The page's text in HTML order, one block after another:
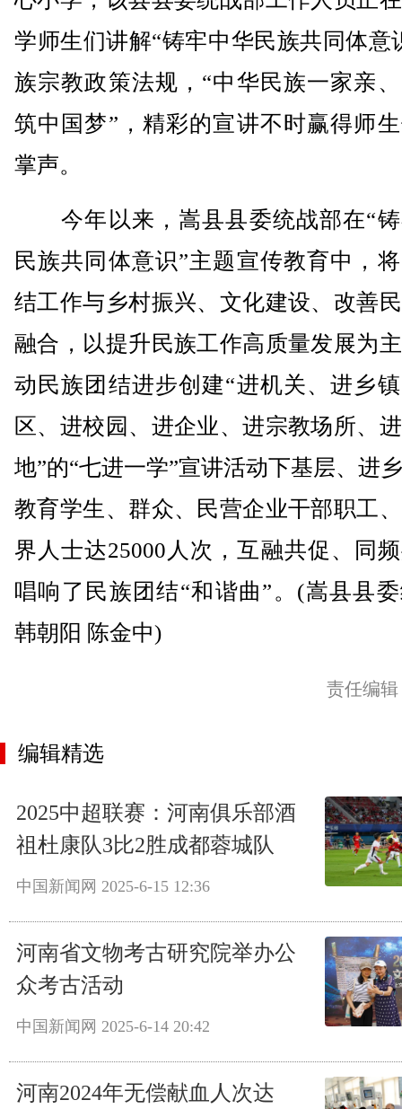
学师生们讲解“铸牢中华民族共同体意
族宗教政策法规，“中华民族一家亲
筑中国梦”，精彩的宣讲不时赢得师
掌声。
今年以来，嵩县县委统战部在“铸
民族共同体意识”主题宣传教育中，
结工作与乡村振兴、文化建设、改善
融合，以提升民族工作高质量发展为
动民族团结进步创建“进机关、进乡
区、进校园、进企业、进宗教场所、
地”的“七进一学”宣讲活动下基层、进
教育学生、群众、民营企业干部职工
界人士达25000人次，互融共促、同
唱响了民族团结“和谐曲”。(嵩县县
韩朝阳 陈金中)
责任编
编辑精选
2025中超联赛：河南俱乐部酒
祖杜康队3比2胜成都蓉城队
中国新闻网 2025-6-15 12:36
河南省文物考古研究院举办公
众考古活动
中国新闻网 2025-6-14 20:42
河南2024年无偿献血人次达